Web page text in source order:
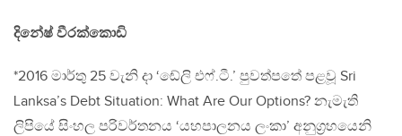
දිනේෂ් වීරක්කොඩි
*2016 මාර්තු 25 වැනි දා ‘ඬේලි එෆ්.ටී.’ පුවත්පතේ පළවූ Sri
Lanksa’s Debt Situation: What Are Our Options? නැමැති
ලිපියේ සිංහල පරිවර්තනය ‘යහපාලනය ලංකා’ අනුග‍්‍රහයෙනි